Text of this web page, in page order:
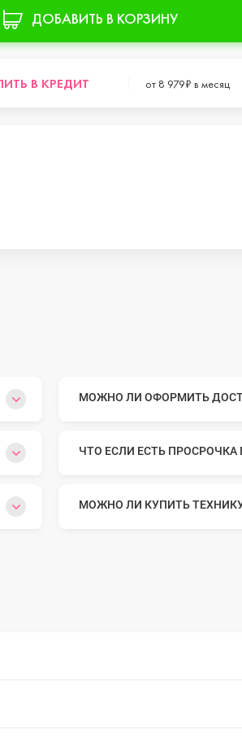
ДОБАВИТЬ В КОРЗИНУ
В КРЕДИТ от 8 979₽ в месяц
МОЖНО ЛИ ОФОРМИТЬ
ЧТО ЕСЛИ ЕСТЬ
МОЖНО ЛИ КУПИТЬ